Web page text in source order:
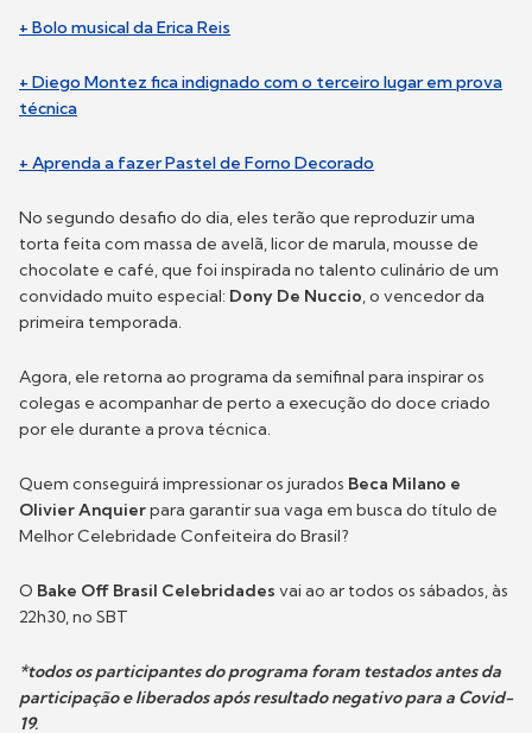
+ Bolo musical da Erica Reis
+ Diego Montez fica indignado com o terceiro lugar em prova
técnica
+ Aprenda a fazer Pastel de Forno Decorado
No segundo desafio do dia, eles terão que reproduzir uma
torta feita com massa de avelã, licor de marula, mousse de
chocolate e café, que foi inspirada no talento culinário de um
convidado muito especial: Dony De Nuccio, o vencedor da
primeira temporada.
Agora, ele retorna ao programa da semifinal para inspirar os
colegas e acompanhar de perto a execução do doce criado
por ele durante a prova técnica.
Quem conseguirá impressionar os jurados Beca Milano e
Olivier Anquierpara garantir sua vaga em busca do título de
Melhor Celebridade Confeiteira do Brasil?
O Bake Off Brasil Celebridades vai ao ar todos os sábados, às
22h30, no SBT
*todos os participantes do programa foram testados antes da
participação e liberados após resultado negativo para a Covid-
19.